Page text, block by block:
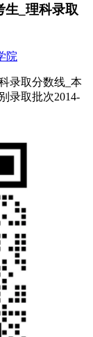
生_理科录取
院
录取分数线_本
录取批次2014-